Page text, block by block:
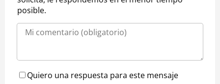
posible.
Quiero una respuesta para este mensaje